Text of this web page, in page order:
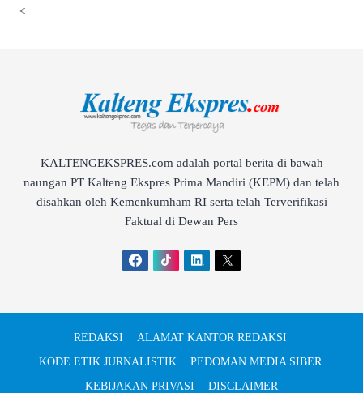
<
KALTENGEKSPRES.com adalah portal berita di bawah
naungan PT Kalteng Ekspres Prima Mandiri (KEPM) dan telah
disahkan oleh Kemenkumham RI serta telah Terverifikasi
Faktual di Dewan Pers
REDAKSI
ALAMAT KANTOR REDAKSI
KODE ETIK JURNALISTIK
PEDOMAN MEDIA SIBER
KEBIJAKAN PRIVASI
DISCLAIMER